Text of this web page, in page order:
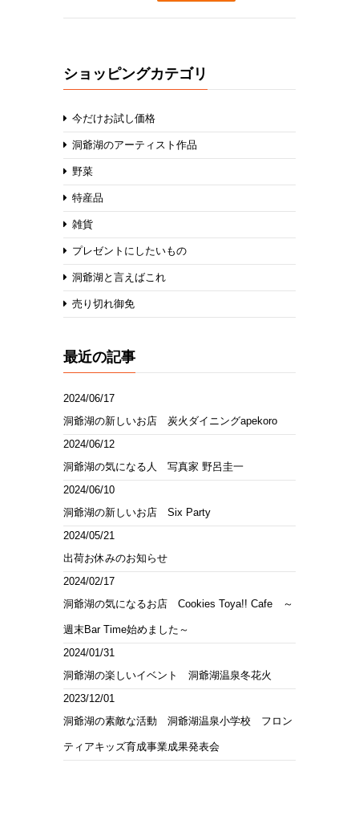
ショッピングカテゴリ
今だけお試し価格
洞爺湖のアーティスト作品
野菜
特産品
雑貨
プレゼントにしたいもの
洞爺湖と言えばこれ
売り切れ御免
最近の記事
2024/06/17
洞爺湖の新しいお店 炭火ダイニングapekoro
2024/06/12
洞爺湖の気になる人 写真家 野呂圭一
2024/06/10
洞爺湖の新しいお店 Six Party
2024/05/21
出荷お休みのお知らせ
2024/02/17
洞爺湖の気になるお店 Cookies Toya!! Cafe ～
週末Bar Time始めました～
2024/01/31
洞爺湖の楽しいイベント 洞爺湖温泉冬花火
2023/12/01
洞爺湖の素敵な活動 洞爺湖温泉小学校 フロン
ティアキッズ育成事業成果発表会